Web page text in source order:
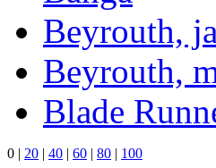
Beyrouth,
Beyrouth,
Blade
0 | 20 | 40 | 60 | 80 | 100